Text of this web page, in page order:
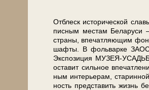
От­блеск ис­то­ри­че­ской
пис­ным ме­стам Бе­ла­ру­си
стра­ны, впе­чат­ля­ю­щим
шаф­ты. В фоль­вар­ке
Экспозиция МУЗЕЯ-
оста­вит сильное
ным интерьерам,
ность пред­ста­вить жизнь